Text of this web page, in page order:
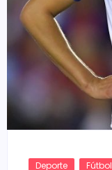
Deporte Fútbol